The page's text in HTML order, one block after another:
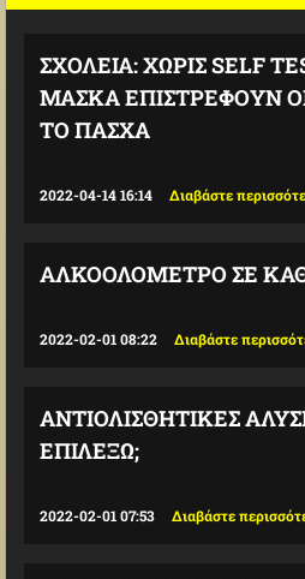
ΣΧΟΛΕΊΑ: ΧΩΡΊΣ SELF
ΜΆΣΚΑ ΕΠΙΣΤΡΈΦΟΥΝ
ΤΟ ΠΆΣΧΑ
2022-04-14 16:14 Διαβάστε
ΑΛΚΟΟΛΌΜΕΤΡΟ ΣΕ
2022-02-01 08:22 Διαβάστε
ΑΝΤΙΟΛΙΣΘΗΤΙΚΈΣ
ΕΠΙΛΈΞΩ;
2022-02-01 07:53 Διαβάστε